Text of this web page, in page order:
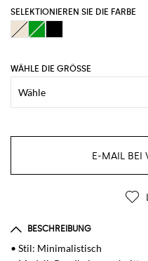
SELEKTIONIEREN SIE DIE FARBE
WÄHLE DIE GRÖSSE
E-MAIL BEI
BESCHREIBUNG
• Stil: Minimalistisch